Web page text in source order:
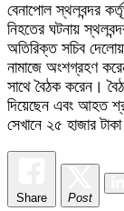
বেনাপোল স্থলবন্দর
নিহতের ঘটনায়
অতিরিক্ত সচিব
নামাজে অংশগ্রহণ
সাথে বৈঠক করেন।
দিয়েছেন এবং আহত
সেখানে ২৫ হাজার
Share Post